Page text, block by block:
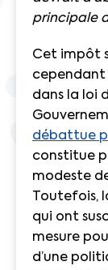
principale
Cet impôt
cependant
dans la loi
débattue
constitue
modeste
Toutefois,
qui ont
mesure
d’une